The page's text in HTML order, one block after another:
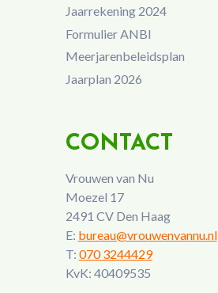
Jaarrekening 2024
Formulier ANBI
Meerjarenbeleidsplan
Jaarplan 2026
CONTACT
Vrouwen van Nu
Moezel 17
2491 CV Den Haag
E: bureau@vrouwenvannu.nl
T: 070 3244429
KvK: 40409535